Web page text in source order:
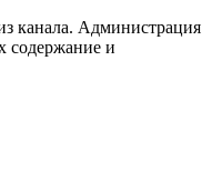
канала. Администрация
содержание и